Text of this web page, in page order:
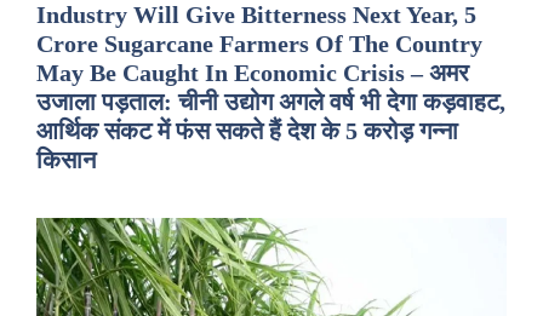
Industry Will Give Bitterness Next Year, 5
Crore Sugarcane Farmers Of The Country
May Be Caught In Economic Crisis – अमर
उजाला पड़ताल: चीनी उद्योग अगले वर्ष भी देगा कड़वाहट,
आर्थिक संकट में फंस सकते हैं देश के 5 करोड़ गन्ना
किसान